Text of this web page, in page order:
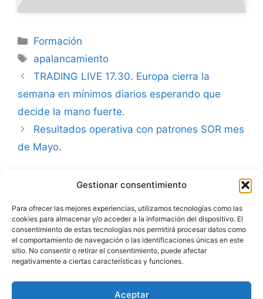
Gestionar consentimiento
Para ofrecer las mejores experiencias, utilizamos tecnologías como las
cookies para almacenar y/o acceder a la información del dispositivo. El
consentimiento de estas tecnologías nos permitirá procesar datos como
el comportamiento de navegación o las identificaciones únicas en este
sitio. No consentir o retirar el consentimiento, puede afectar
negativamente a ciertas características y funciones.
Aceptar
Categorías
Formación
Etiquetas
apalancamiento
TRADING LIVE 17.30. Europa cierra la
semana en mínimos diarios esperando que
decide la mano fuerte.
Resultados operativa con patrones SOR mes
de Mayo.
Advertencia
Política de privacidad
Aviso legal
Política de cookies